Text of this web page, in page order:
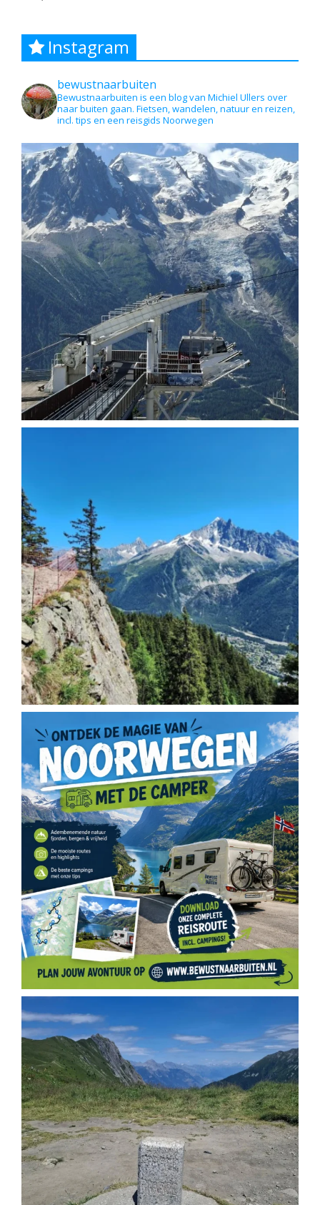
Instagram
bewustnaarbuiten
Bewustnaarbuiten is een blog van Michiel Ullers over
naar buiten gaan. Fietsen, wandelen, natuur en reizen,
incl. tips en een reisgids Noorwegen